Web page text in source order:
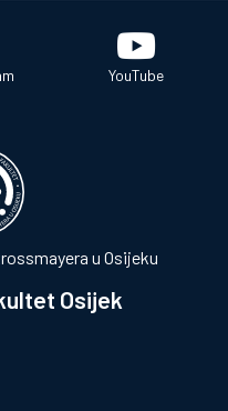
YouTube
u Osijeku
Osijek